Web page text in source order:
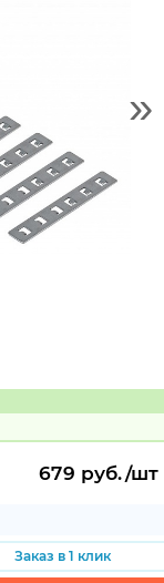
»
Код:
1085324
679 руб./шт
Заказ в 1 клик